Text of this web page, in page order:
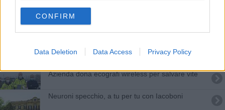
CONFIRM
Data Deletion Data Access Privacy Policy
Arezzo raccontata dal celebre Robert Withworth
CrossFit si qualifica per i Venice games
​Azienda dona ecografi wireless per salvare vite
Neuroni specchio, a tu per tu con Iacoboni